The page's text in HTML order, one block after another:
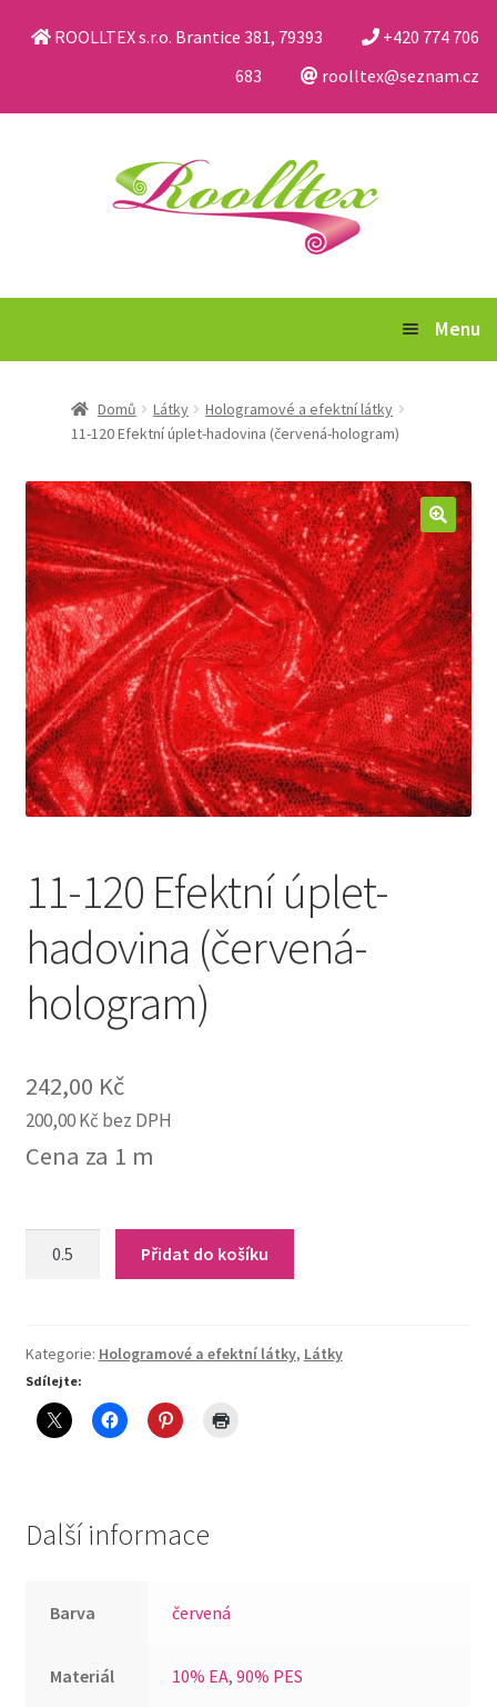
ROOLLTEX s.r.o. Brantice 381, 79393
+420 774 706
683
roolltex@seznam.cz
Menu
Obchodní podmínky a reklamační řád
Jak nakupovat
Aktuality
Kontakt
Domů Látky
Hologramové a efektní látky
11-120 Efektní úplet-hadovina (červená-hologram)
11-120 Efektní úplet-
hadovina (červená-
hologram)
242,00 Kč
200,00Kč bez DPH
Cena za 1 m
hadovina
(červená-
hologram)
quantity
Přidat do košíku
Kategorie: Hologramové a efektní látky, Látky
Sdílejte:
Další informace
Barva červená
Materiál 10% EA,90% PES